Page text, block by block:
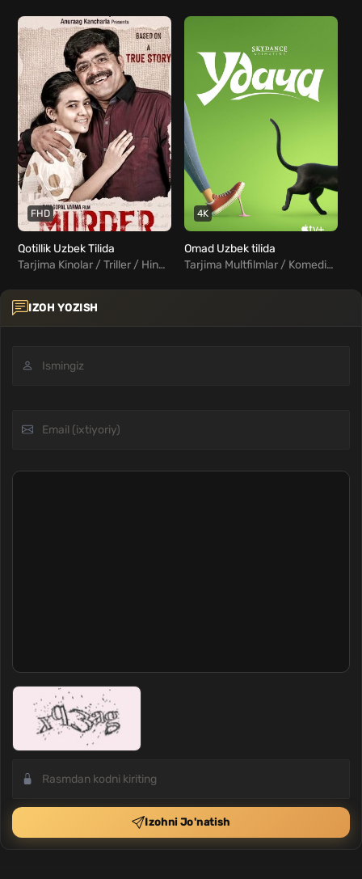
FHD
Qotillik Uzbek Tilida
Tarjima Kinolar / Triller / Hind Kinolar Uzbek Tilida
4K
Omad Uzbek tilida
Tarjima Multfilmlar / Komediya / Sarguzasht / Oilaviy / Fentezi / Xorij Multfilmlar Uzbek Tilida
IZOH YOZISH
Izohni Jo'natish